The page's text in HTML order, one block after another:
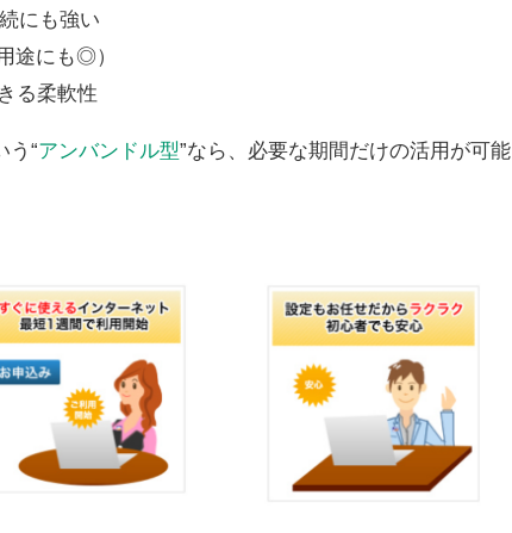
にも強い
途にも◎）
る柔軟性
う“アンバンドル型”なら、必要な期間だけの活用が可能